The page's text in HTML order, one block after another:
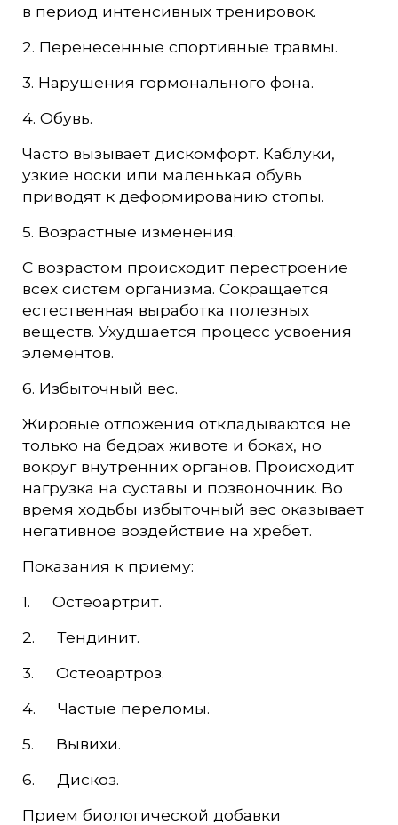
в период интенсивных тренировок.
2. Перенесенные спортивные травмы.
3. Нарушения гормонального фона.
4. Обувь.
Часто вызывает дискомфорт. Каблуки,
узкие носки или маленькая обувь
приводят к деформированию стопы.
5. Возрастные изменения.
С возрастом происходит перестроение
всех систем организма. Сокращается
естественная выработка полезных
веществ. Ухудшается процесс усвоения
элементов.
6. Избыточный вес.
Жировые отложения откладываются не
только на бедрах животе и боках, но
вокруг внутренних органов. Происходит
нагрузка на суставы и позвоночник. Во
время ходьбы избыточный вес оказывает
негативное воздействие на хребет.
Показания к приему:
1. Остеоартрит.
2. Тендинит.
3. Остеоартроз.
4. Частые переломы.
5. Вывихи.
6. Дискоз.
Прием биологической добавки